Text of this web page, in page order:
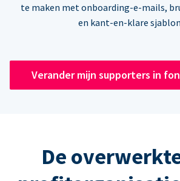
te maken met onboarding-e-mails,
en kant-en-klare
Verander mijn supporters in
De